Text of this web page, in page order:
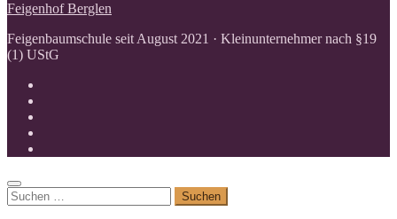
Feigenhof Berglen
Feigenbaumschule seit August 2021 · Kleinunternehmer nach §19
(1) UStG
Suchen
nach: